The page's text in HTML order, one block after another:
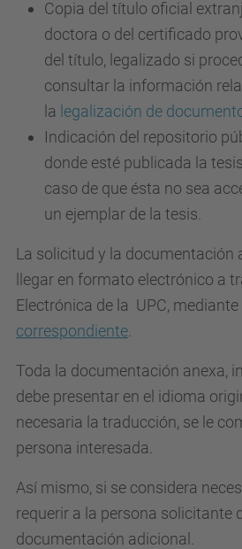
Copia del título oficial
doctora o del certificado
del título, legalizado si
consultar la información
la legalización de
Indicación del repositorio
donde esté publicada la
caso de que ésta no sea
un ejemplar de la tesis.
La solicitud y la documentación
llegar en formato electrónico a
Electrónica de la UPC, mediante
correspondiente
Toda la documentación anexa,
debe presentar en el idioma
necesaria la traducción, se le
persona interesada.
Así mismo, si se considera
requerir a la persona solicitante
documentación adicional.